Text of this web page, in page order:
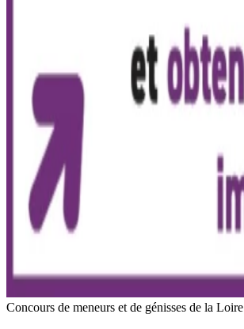
Concours de meneurs et de génisses de la Loire